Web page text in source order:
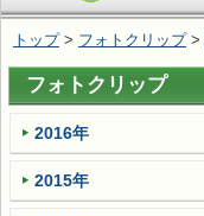
ン
を
ば
す
トップ> フォトクリップ>
フォトクリップ
2016年
2015年